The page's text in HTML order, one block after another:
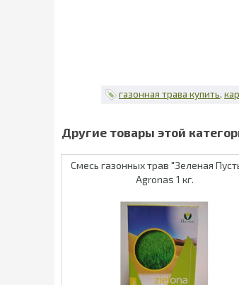
газонная трава купить
Смесь газонных трав "Зеленая
Agronas 1 кг.